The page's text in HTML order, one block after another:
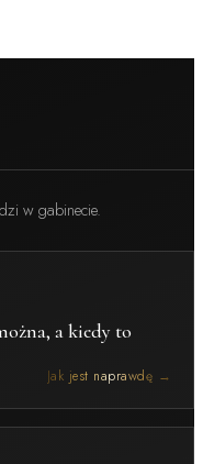
w gabinecie.
a kiedy to
Jak jest naprawdę →